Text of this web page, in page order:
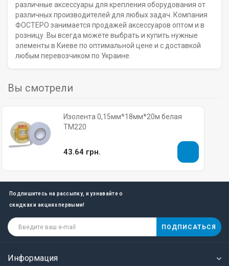
различные аксессуары для крепления оборудования от
различных производителей для любых задач. Компания
ФОСТЕРО занимается продажей аксессуаров оптом и в
розницу. Вы всегда можете выбрать и купить нужные
элементы в Киеве по оптимальной цене и с доставкой
любым перевозчиком по Украине.
Вы смотрели
Изолента 0,15мм*18мм*20м белая
ТМ220
43.64 грн.
Подпишитесь на рассылку, и узнавайте о
скидках и акциях первыми!
ПОДПИСАТЬСЯ
Информация